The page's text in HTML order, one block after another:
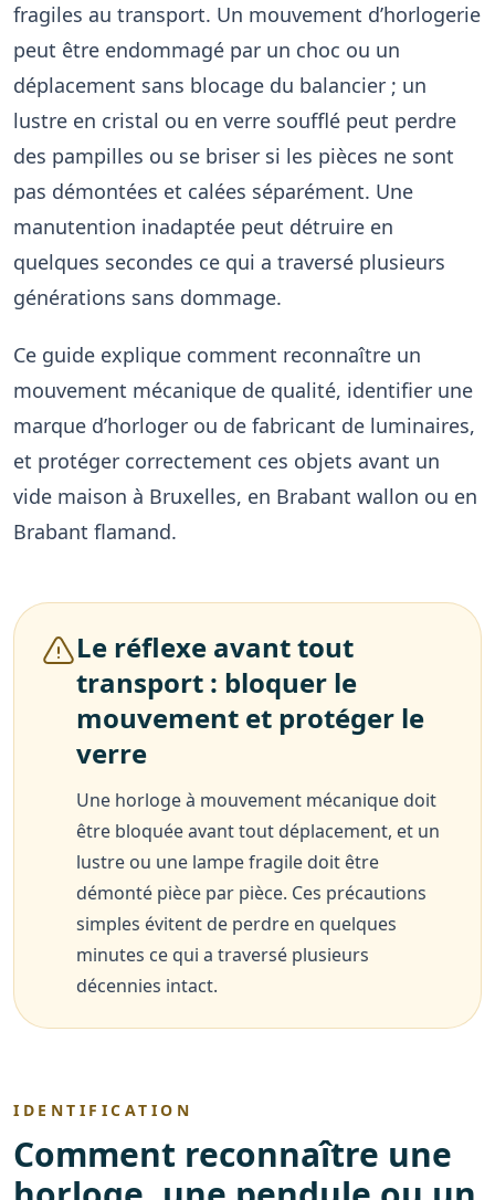
fragiles au transport. Un mouvement d’horlogerie
peut être endommagé par un choc ou un
déplacement sans blocage du balancier ; un
lustre en cristal ou en verre soufflé peut perdre
des pampilles ou se briser si les pièces ne sont
pas démontées et calées séparément. Une
manutention inadaptée peut détruire en
quelques secondes ce qui a traversé plusieurs
générations sans dommage.
Ce guide explique comment reconnaître un
mouvement mécanique de qualité, identifier une
marque d’horloger ou de fabricant de luminaires,
et protéger correctement ces objets avant un
vide maison à Bruxelles, en Brabant wallon ou en
Brabant flamand.
Le réflexe avant tout
transport : bloquer le
mouvement et protéger le
verre
Une horloge à mouvement mécanique doit
être bloquée avant tout déplacement, et un
lustre ou une lampe fragile doit être
démonté pièce par pièce. Ces précautions
simples évitent de perdre en quelques
minutes ce qui a traversé plusieurs
décennies intact.
IDENTIFICATION
Comment reconnaître une